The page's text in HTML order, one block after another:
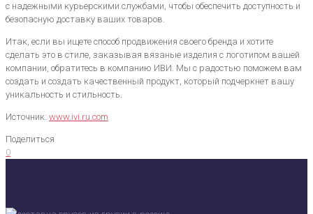
с надежными курьерскими службами, чтобы обеспечить доступность и
безопасную доставку ваших товаров.
Итак, если вы ищете способ продвижения своего бренда и хотите
сделать это в стиле, заказывая вязаные изделия с логотипом вашей
компании, обратитесь в компанию ИВИ. Мы с радостью поможем вам
создать и создать качественный продукт, который подчеркнет вашу
уникальность и стильность.
Источник: www.ivi.ru.com
Поделиться
0